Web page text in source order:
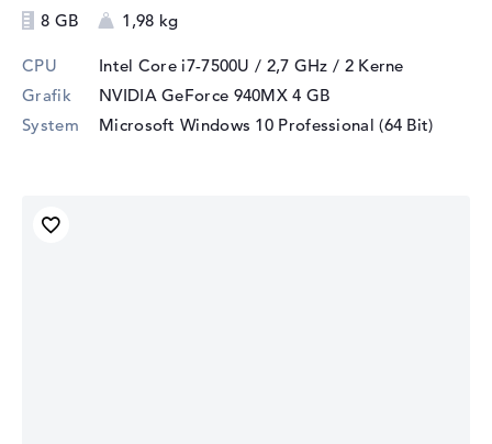
8 GB
1,98 kg
CPU Intel Core i7-7500U / 2,7 GHz / 2 Kerne
Grafik
NVIDIA GeForce 940MX 4 GB
System
Microsoft Windows 10 Professional (64 Bit)